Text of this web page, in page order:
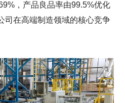
，产品良品率由99.5%优化
司在高端制造领域的核心竞争